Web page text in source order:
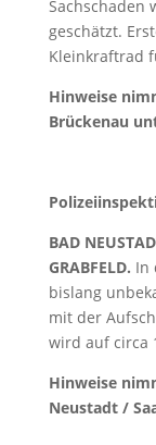
Sachschaden
geschätzt.
Kleinkraftrad
Hinweise
Brückenau
BAD
GRABFELD. In
bislang
mit der
wird auf circa
Hinweise
Neustadt /